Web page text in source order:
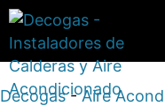
Decogas-Aire